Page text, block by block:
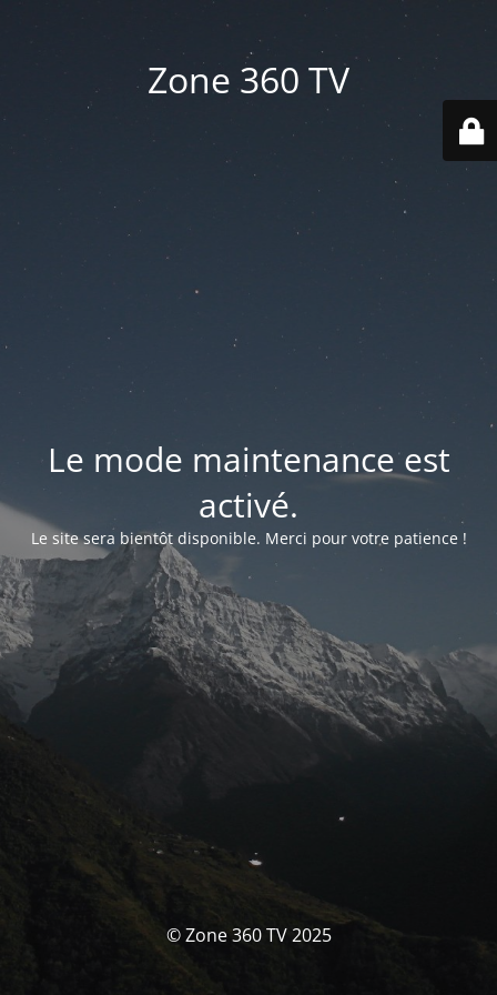
Zone 360 TV
Le mode maintenance est
activé.
Le site sera bientôt disponible. Merci pour votre patience !
© Zone 360 TV 2025